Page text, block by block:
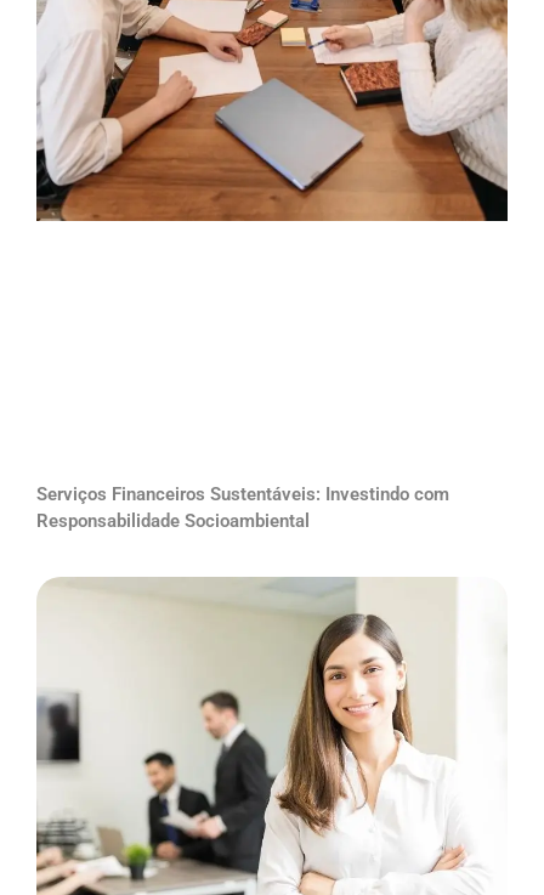
Serviços Financeiros Sustentáveis: Investindo com
Responsabilidade Socioambiental